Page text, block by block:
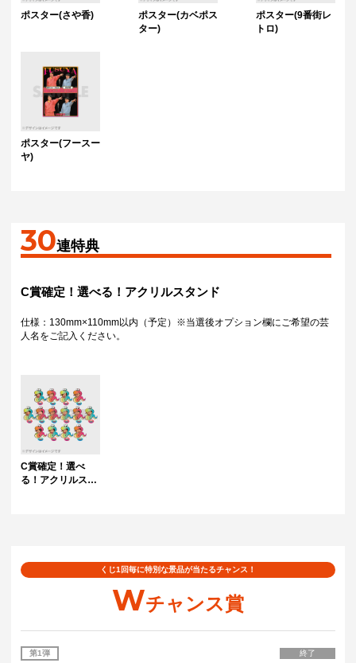
ポスター(さや香)
ポスター(カベポス
ター)
ポスター(9番街レ
トロ)
ポスター(フースー
ヤ)
30連特典
C賞確定！選べる！アクリルスタンド
仕様：130mm×110mm以内（予定）※当選後オプション欄にご希望の芸
人名をご記入ください。
C賞確定！選べ
る！アクリルスタ
くじ1回毎に特別な景品が当たるチャンス！
Wチャンス賞
第1弾 終了